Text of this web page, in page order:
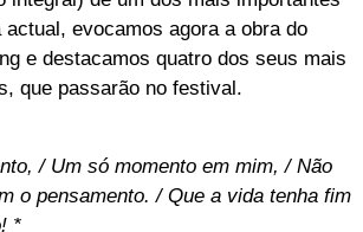
actual, evocamos agora a obra do
e destacamos quatro dos seus mais
que passarão no festival.
/ Um só momento em mim, / Não
o pensamento. / Que a vida tenha fim
*